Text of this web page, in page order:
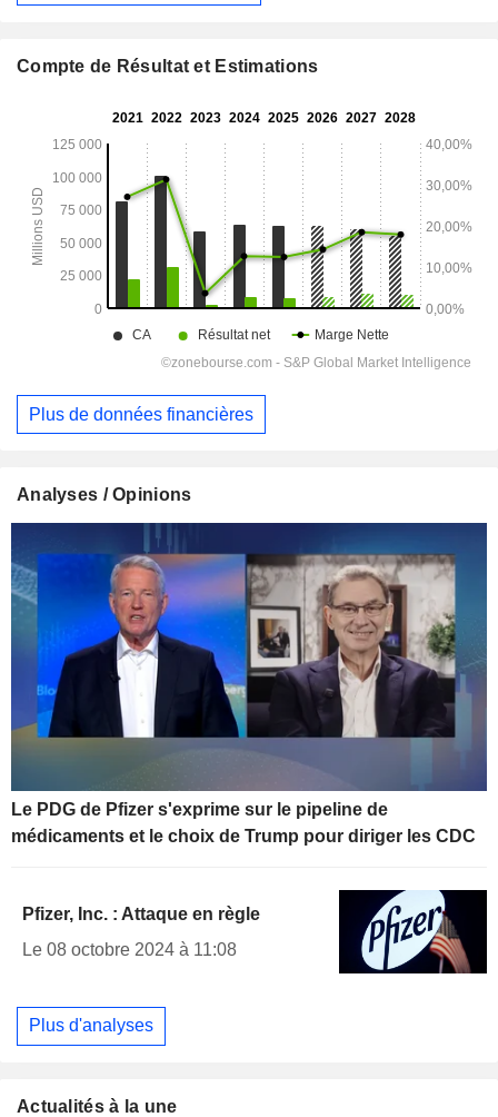
Compte de Résultat et Estimations
Plus de données financières
Analyses / Opinions
Le PDG de Pfizer s'exprime sur le pipeline de
médicaments et le choix de Trump pour diriger les CDC
Pfizer, Inc. : Attaque en règle
Le 08 octobre 2024 à 11:08
Plus d'analyses
Actualités à la une